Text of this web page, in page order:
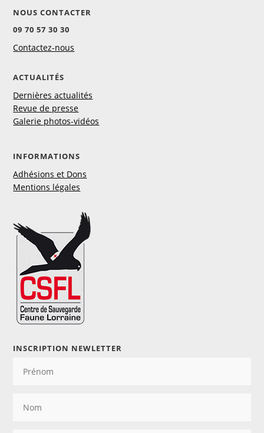
NOUS CONTACTER
09 70 57 30 30
Contactez-nous
ACTUALITÉS
Dernières actualités
Revue de presse
Galerie photos-vidéos
INFORMATIONS
Adhésions et Dons
Mentions légales
INSCRIPTION NEWLETTER